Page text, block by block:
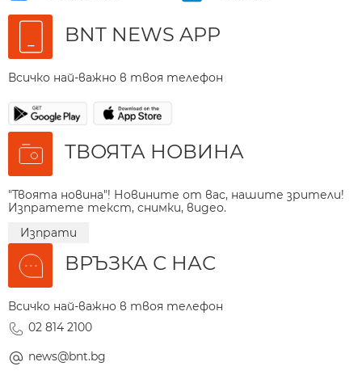
BNT NEWS APP
Всичко най-важно в твоя телефон
ТВОЯТА НОВИНА
"Твоята новина"! Новините от вас, нашите зрители!
Изпратете текст, снимки, видео.
Изпрати
ВРЪЗКА С НАС
Всичко най-важно в твоя телефон
02 814 2100
news@bnt.bg